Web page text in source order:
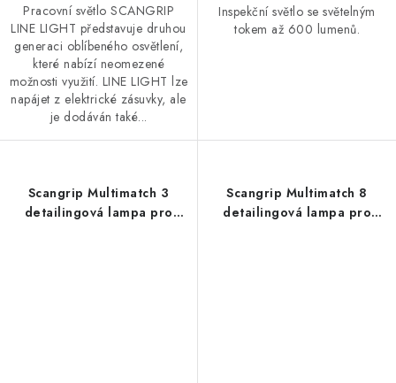
Pracovní světlo SCANGRIP
LINE LIGHT představuje druhou
generaci oblíbeného osvětlení,
které nabízí neomezené
možnosti využití. LINE LIGHT lze
napájet z elektrické zásuvky, ale
je dodáván také...
Inspekční světlo se světelným
tokem až 600 lumenů.
Scangrip Multimatch 3
detailingová lampa pro
Scangrip Multimatch 8
detailingová lampa pro